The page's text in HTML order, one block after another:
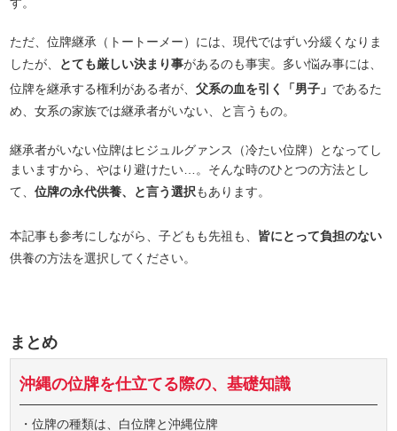
す。
ただ、位牌継承（トートーメー）には、現代ではずい分緩くなりま
したが、
とても厳しい決まり事があるのも事実。多い悩み事には、
位牌を継承する権利がある者が、父系の血を引く「男子」 であるた
め、女系の家族では継承者がいない、と言うもの。
継承者がいない位牌はヒジュルグァンス（冷たい位牌）となってし
まいますから、やはり避けたい…。そんな時のひとつの方法とし
て、位牌の永代供養、と言う選択もあります。
本記事も参考にしながら、子どもも先祖も、 皆にとって負担のない
供養の方法を選択してください。
まとめ
沖縄の位牌を仕立てる際の、基礎知識
・位牌の種類は、白位牌と沖縄位牌